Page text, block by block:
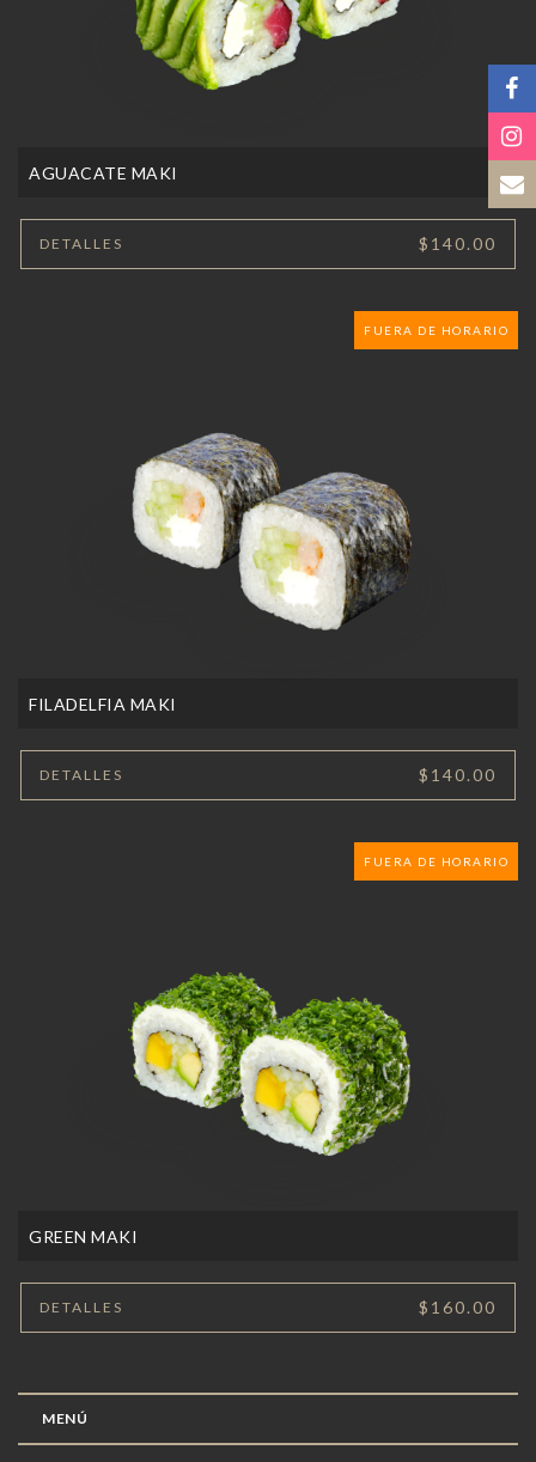
AGUACATE MAKI
DETALLES $140.00
FUERA DE HORARIO
FILADELFIA MAKI
DETALLES $140.00
FUERA DE HORARIO
GREEN MAKI
DETALLES $160.00
MENÚ